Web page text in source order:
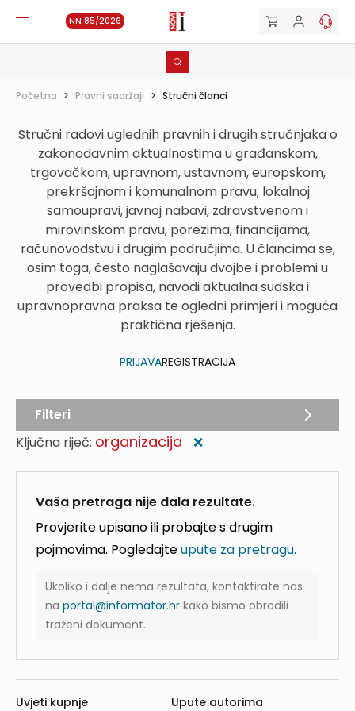
NN 85/2026
Početna > Pravni sadržaji > Stručni članci
Stručni radovi uglednih pravnih i drugih stručnjaka o
zakonodavnim aktualnostima u građanskom,
trgovačkom, upravnom, ustavnom, europskom,
prekršajnom i komunalnom pravu, lokalnoj
samoupravi, javnoj nabavi, zdravstvenom i
mirovinskom pravu, porezima, financijama,
računovodstvu i drugim područjima. U člancima se,
osim toga, često naglašavaju dvojbe i problemi u
provedbi propisa, navodi aktualna sudska i
upravnopravna praksa te ogledni primjeri i moguća
praktična rješenja.
PRIJAVAREGISTRACIJA
Ključna riječ: organizacija ❌
Vaša pretraga nije dala rezultate.
Provjerite upisano ili probajte s drugim
pojmovima. Pogledajteupute za pretragu.
Ukoliko i dalje nema rezultata, kontaktirate nas
na portal@informator.hr kako bismo obradili
traženi dokument.
Filteri
Uvjeti kupnje Upute autorima